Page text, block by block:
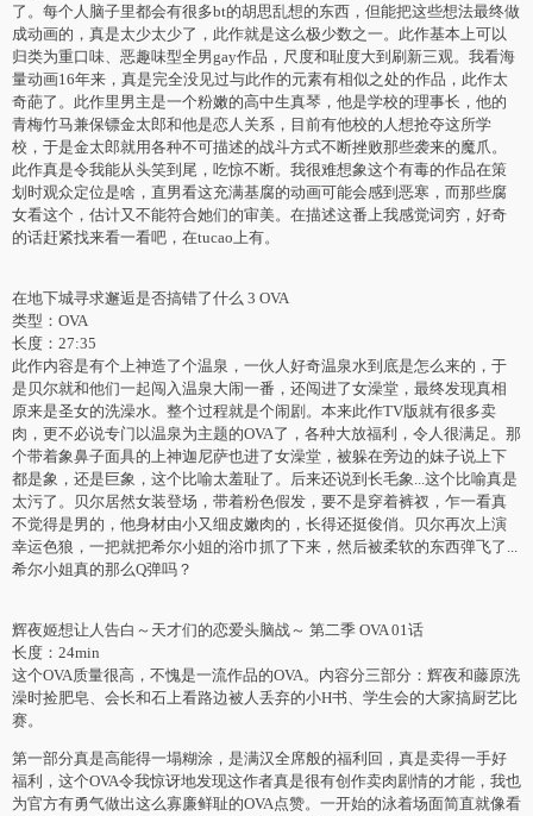
了。每个人脑子里都会有很多bt的胡思乱想的东西，但能把这些想法最终做
成动画的，真是太少太少了，此作就是这么极少数之一。此作基本上可以
归类为重口味、恶趣味型全男gay作品，尺度和耻度大到刷新三观。我看海
量动画16年来，真是完全没见过与此作的元素有相似之处的作品，此作太
奇葩了。此作里男主是一个粉嫩的高中生真琴，他是学校的理事长，他的
青梅竹马兼保镖金太郎和他是恋人关系，目前有他校的人想抢夺这所学
校，于是金太郎就用各种不可描述的战斗方式不断挫败那些袭来的魔爪。
此作真是令我能从头笑到尾，吃惊不断。我很难想象这个有毒的作品在策
划时观众定位是啥，直男看这充满基腐的动画可能会感到恶寒，而那些腐
女看这个，估计又不能符合她们的审美。在描述这番上我感觉词穷，好奇
的话赶紧找来看一看吧，在tucao上有。
在地下城寻求邂逅是否搞错了什么 3 OVA
类型：OVA
长度：27:35
此作内容是有个上神造了个温泉，一伙人好奇温泉水到底是怎么来的，于
是贝尔就和他们一起闯入温泉大闹一番，还闯进了女澡堂，最终发现真相
原来是圣女的洗澡水。整个过程就是个闹剧。本来此作TV版就有很多卖
肉，更不必说专门以温泉为主题的OVA了，各种大放福利，令人很满足。那
个带着象鼻子面具的上神迦尼萨也进了女澡堂，被躲在旁边的妹子说上下
都是象，还是巨象，这个比喻太羞耻了。后来还说到长毛象...这个比喻真是
太污了。贝尔居然女装登场，带着粉色假发，要不是穿着裤衩，乍一看真
不觉得是男的，他身材由小又细皮嫩肉的，长得还挺俊俏。贝尔再次上演
幸运色狼，一把就把希尔小姐的浴巾抓了下来，然后被柔软的东西弹飞了...
希尔小姐真的那么Q弹吗？
辉夜姬想让人告白～天才们的恋爱头脑战～ 第二季 OVA 01话
长度：24min
这个OVA质量很高，不愧是一流作品的OVA。内容分三部分：辉夜和藤原洗
澡时捡肥皂、会长和石上看路边被人丢弃的小H书、学生会的大家搞厨艺比
赛。
第一部分真是高能得一塌糊涂，是满汉全席般的福利回，真是卖得一手好
福利，这个OVA令我惊讶地发现这作者真是很有创作卖肉剧情的才能，我也
为官方有勇气做出这么寡廉鲜耻的OVA点赞。一开始的泳着场面简直就像看